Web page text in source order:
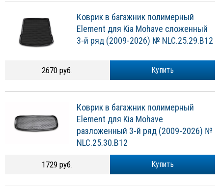
Коврик в багажник полимерный
Element для Kia Mohave сложенный
3-й ряд (2009-2026) № NLC.25.29.B12
Купить
2670 руб.
Коврик в багажник полимерный
Element для Kia Mohave
разложенный 3-й ряд (2009-2026) №
NLC.25.30.B12
Купить
1729 руб.